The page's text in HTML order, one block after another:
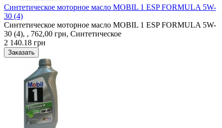
Синтетическое моторное масло MOBIL 1 ESP FORMULA 5W-
30 (4)
Синтетическое моторное масло MOBIL 1 ESP FORMULA 5W-
30 (4), , 762,00 грн, Синтетическое
2 140.18 грн